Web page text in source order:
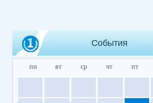
События
пн вт ср чт пт